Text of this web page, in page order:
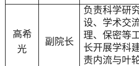
高希
光
副院长
负责科学研
设、学术交
理、保密等
长开展学科
责内流与叶